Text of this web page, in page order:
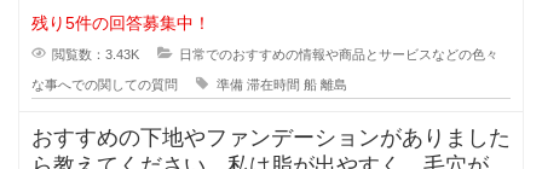
間が3時間ほどと長い場合、小さい
残り5件の回答募集中！
閲覧数：3.43K 日常でのおすすめの情報や商品とサービスなどの色々
な事へでの関しての質問 準備 滞在時間 船 離島
おすすめの下地やファンデーションがありました